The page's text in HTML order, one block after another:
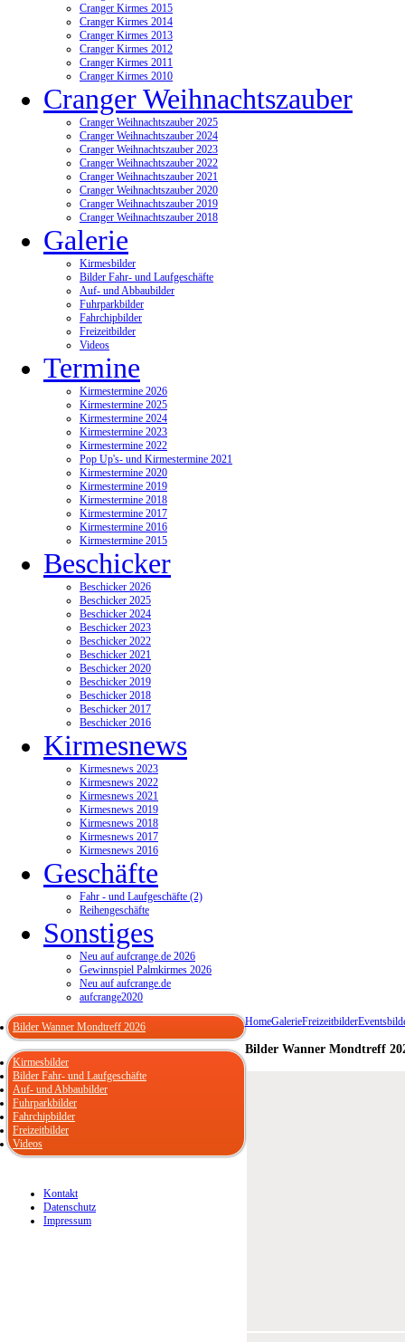
Cranger Kirmes 2015
Cranger Kirmes 2014
Cranger Kirmes 2013
Cranger Kirmes 2012
Cranger Kirmes 2011
Cranger Kirmes 2010
Cranger Weihnachtszauber
Cranger Weihnachtszauber 2025
Cranger Weihnachtszauber 2024
Cranger Weihnachtszauber 2023
Cranger Weihnachtszauber 2022
Cranger Weihnachtszauber 2021
Cranger Weihnachtszauber 2020
Cranger Weihnachtszauber 2019
Cranger Weihnachtszauber 2018
Galerie
Kirmesbilder
Bilder Fahr- und Laufgeschäfte
Auf- und Abbaubilder
Fuhrparkbilder
Fahrchipbilder
Freizeitbilder
Videos
Termine
Kirmestermine 2026
Kirmestermine 2025
Kirmestermine 2024
Kirmestermine 2023
Kirmestermine 2022
Pop Up's- und Kirmestermine 2021
Kirmestermine 2020
Kirmestermine 2019
Kirmestermine 2018
Kirmestermine 2017
Kirmestermine 2016
Kirmestermine 2015
Beschicker
Beschicker 2026
Beschicker 2025
Beschicker 2024
Beschicker 2023
Beschicker 2022
Beschicker 2021
Beschicker 2020
Beschicker 2019
Beschicker 2018
Beschicker 2017
Beschicker 2016
Kirmesnews
Kirmesnews 2023
Kirmesnews 2022
Kirmesnews 2021
Kirmesnews 2019
Kirmesnews 2018
Kirmesnews 2017
Kirmesnews 2016
Geschäfte
Fahr - und Laufgeschäfte (2)
Reihengeschäfte
Sonstiges
Neu auf aufcrange.de 2026
Gewinnspiel Palmkirmes 2026
Neu auf aufcrange.de
aufcrange2020
HomeGalerieFreizeitbilder
Bilder Wanner Mondtreff
Bilder Wanner Mondtreff 2026
Kirmesbilder
Bilder Fahr- und Laufgeschäfte
Auf- und Abbaubilder
Fuhrparkbilder
Fahrchipbilder
Freizeitbilder
Videos
Kontakt
Datenschutz
Impressum